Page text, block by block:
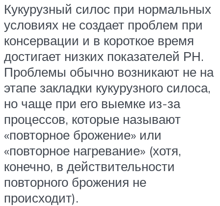
Кукурузный силос при нормальных
условиях не создает проблем при
консервации и в короткое время
достигает низких показателей РН.
Проблемы обычно возникают не на
этапе закладки кукурузного силоса,
но чаще при его выемке из-за
процессов, которые называют
«повторное брожение» или
«повторное нагревание» (хотя,
конечно, в действительности
повторного брожения не
происходит).